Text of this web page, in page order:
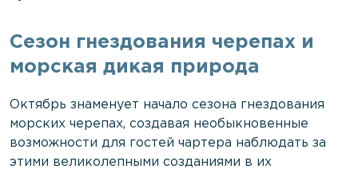
Сезон гнездования черепах и
морская дикая природа
Октябрь знаменует начало сезона гнездования
морских черепах, создавая необыкновенные
возможности для гостей чартера наблюдать за
этими великолепными созданиями в их